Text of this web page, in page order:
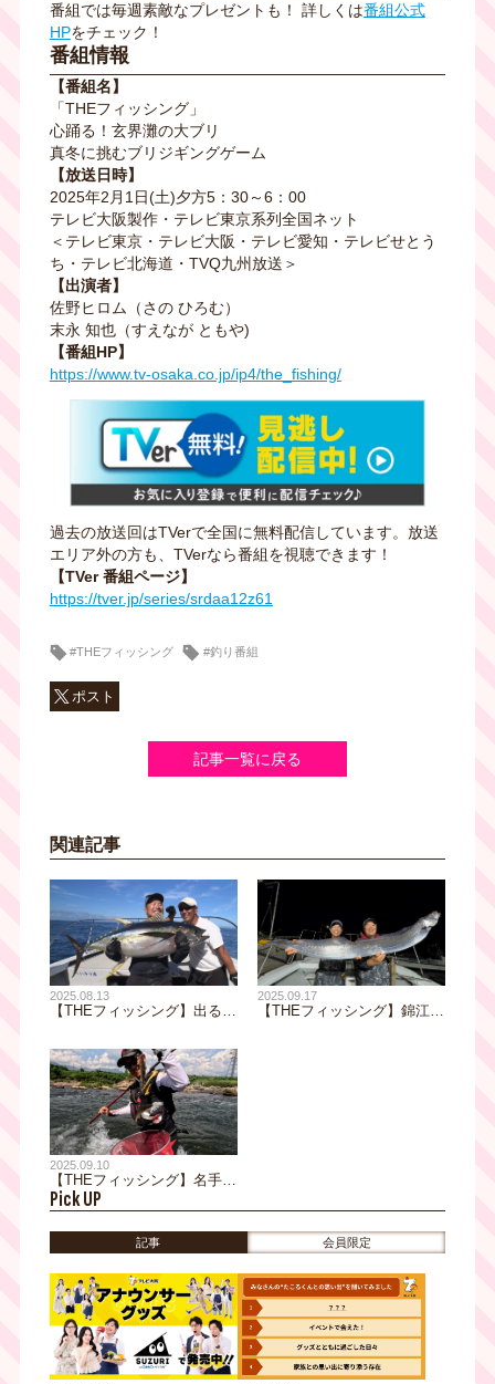
番組では毎週素敵なプレゼントも！ 詳しくは番組公式
HPをチェック！
番組情報
【番組名】
「THEフィッシング」
心踊る！玄界灘の大ブリ
真冬に挑むブリジギングゲーム
【放送日時】
2025年2月1日(土)夕方5：30～6：00
テレビ大阪製作・テレビ東京系列全国ネット
＜テレビ東京・テレビ大阪・テレビ愛知・テレビせとう
ち・テレビ北海道・TVQ九州放送＞
【出演者】
佐野ヒロム（さの ひろむ）
末永 知也（すえなが ともや)
【番組HP】
https://www.tv-osaka.co.jp/ip4/the_fishing/
過去の放送回はTVerで全国に無料配信しています。放送
エリア外の方も、TVerなら番組を視聴できます！
【TVer 番組ページ】
https://tver.jp/series/srdaa12z61
#THEフィッシング #釣り番組
ポスト
記事一覧に戻る
関連記事
2025.08.13
【THEフィッシング】出る
／8月16日(土)放送
2025.09.17
【THEフィッシング】錦江湾
2025.09.10
【THEフィッシング】名手２
人が挑む！ 最盛期 九頭竜川
のアユ釣り／9月13日(土)放
送
Pick UP
記事 会員限定